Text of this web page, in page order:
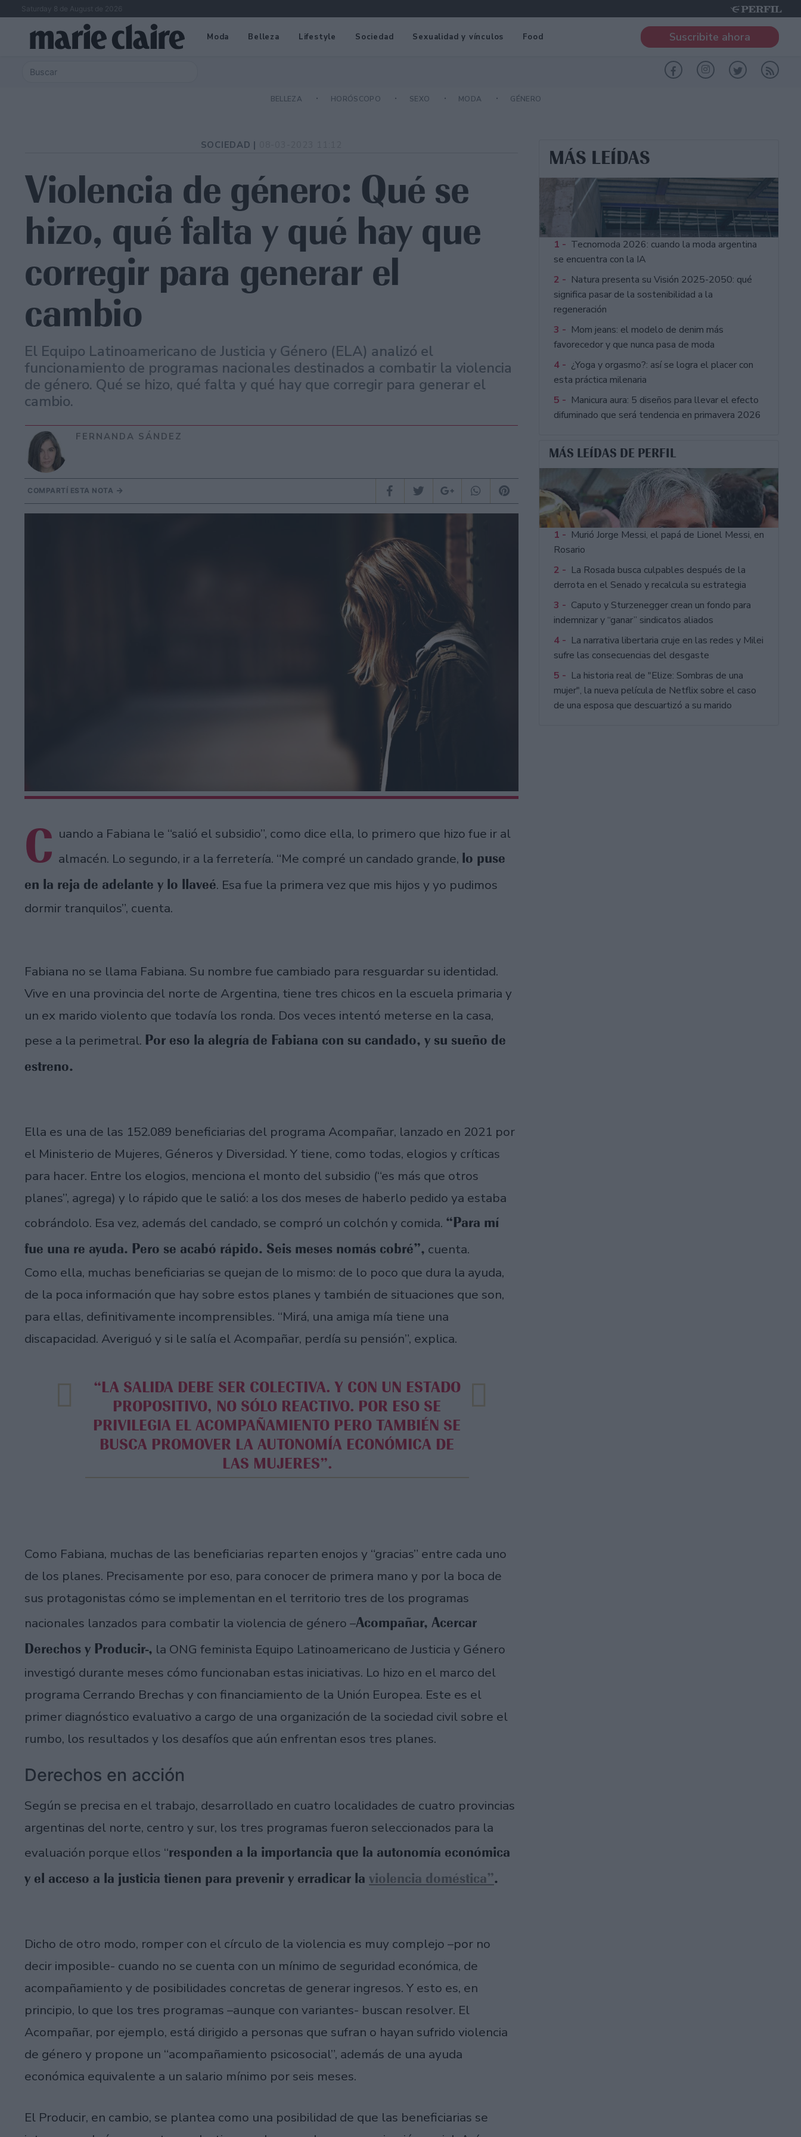
Saturday 8 de August de 2026
Moda Belleza Lifestyle Sociedad Sexualidad y vínculos Food Suscribite ahora
BELLEZA HORÓSCOPO SEXO MODA GÉNERO
SOCIEDAD |
Violencia de género: Qué se
hizo, qué falta y qué hay que
corregir para generar el
cambio
El Equipo Latinoamericano de Justicia y Género (ELA) analizó el
funcionamiento de programas nacionales destinados a combatir la violencia
de género. Qué se hizo, qué falta y qué hay que corregir para generar el
cambio.
FERNANDA SÁNDEZ
COMPARTÍ ESTA NOTA
C uando a Fabiana le “salió el subsidio”, como dice ella, lo primero que hizo fue ir al
almacén. Lo segundo, ir a la ferretería. “Me compré un candado grande, lo puse
en la reja de adelante y lo llaveé. Esa fue la primera vez que mis hijos y yo pudimos
dormir tranquilos”, cuenta.
Fabiana no se llama Fabiana. Su nombre fue cambiado para resguardar su identidad.
Vive en una provincia del norte de Argentina, tiene tres chicos en la escuela primaria y
un ex marido violento que todavía los ronda. Dos veces intentó meterse en la casa,
pese a la perimetral. Por eso la alegría de Fabiana con su candado, y su sueño de
estreno.
Ella es una de las 152.089 beneficiarias del programa Acompañar, lanzado en 2021 por
el Ministerio de Mujeres, Géneros y Diversidad. Y tiene, como todas, elogios y críticas
para hacer. Entre los elogios, menciona el monto del subsidio (“es más que otros
planes”, agrega) y lo rápido que le salió: a los dos meses de haberlo pedido ya estaba
cobrándolo. Esa vez, además del candado, se compró un colchón y comida. “Para mí
fue una re ayuda. Pero se acabó rápido. Seis meses nomás cobré”, cuenta.
Como ella, muchas beneficiarias se quejan de lo mismo: de lo poco que dura la ayuda,
de la poca información que hay sobre estos planes y también de situaciones que son,
para ellas, definitivamente incomprensibles. “Mirá, una amiga mía tiene una
discapacidad. Averiguó y si le salía el Acompañar, perdía su pensión”, explica.
“LA SALIDA DEBE SER COLECTIVA. Y CON UN ESTADO
PROPOSITIVO, NO SÓLO REACTIVO. POR ESO SE
PRIVILEGIA EL ACOMPAÑAMIENTO PERO TAMBIÉN SE
BUSCA PROMOVER LA AUTONOMÍA ECONÓMICA DE
LAS MUJERES”.
Como Fabiana, muchas de las beneficiarias reparten enojos y “gracias” entre cada uno
de los planes. Precisamente por eso, para conocer de primera mano y por la boca de
sus protagonistas cómo se implementan en el territorio tres de los programas
nacionales lanzados para combatir la violencia de género –Acompañar, Acercar
Derechos y Producir-, la ONG feminista Equipo Latinoamericano de Justicia y Género
investigó durante meses cómo funcionaban estas iniciativas. Lo hizo en el marco del
programa Cerrando Brechas y con financiamiento de la Unión Europea. Este es el
primer diagnóstico evaluativo a cargo de una organización de la sociedad civil sobre el
rumbo, los resultados y los desafíos que aún enfrentan esos tres planes.
Derechos en acción
Según se precisa en el trabajo, desarrollado en cuatro localidades de cuatro provincias
argentinas del norte, centro y sur, los tres programas fueron seleccionados para la
evaluación porque ellos “responden a la importancia que la autonomía económica
y el acceso a la justicia tienen para prevenir y erradicar la violencia doméstica”.
Dicho de otro modo, romper con el círculo de la violencia es muy complejo –por no
decir imposible- cuando no se cuenta con un mínimo de seguridad económica, de
acompañamiento y de posibilidades concretas de generar ingresos. Y esto es, en
principio, lo que los tres programas –aunque con variantes- buscan resolver. El
Acompañar, por ejemplo, está dirigido a personas que sufran o hayan sufrido violencia
de género y propone un “acompañamiento psicosocial”, además de una ayuda
económica equivalente a un salario mínimo por seis meses.
El Producir, en cambio, se plantea como una posibilidad de que las beneficiarias se
MÁS LEÍDAS
1 - Tecnomoda 2026: cuando la moda argentina
se encuentra con la IA
2 - Natura presenta su Visión 2025-2050: qué
significa pasar de la sostenibilidad a la
regeneración
3 - Mom jeans: el modelo de denim más
favorecedor y que nunca pasa de moda
4 - ¿Yoga y orgasmo?: así se logra el placer con
esta práctica milenaria
5 - Manicura aura: 5 diseños para llevar el efecto
difuminado que será tendencia en primavera 2026
MÁS LEÍDAS DE PERFIL
1 - Murió Jorge Messi, el papá de Lionel Messi, en
Rosario
2 - La Rosada busca culpables después de la
derrota en el Senado y recalcula su estrategia
3 - Caputo y Sturzenegger crean un fondo para
indemnizar y “ganar” sindicatos aliados
4 - La narrativa libertaria cruje en las redes y Milei
sufre las consecuencias del desgaste
5 - La historia real de "Elize: Sombras de una
mujer", la nueva película de Netflix sobre el caso
de una esposa que descuartizó a su marido